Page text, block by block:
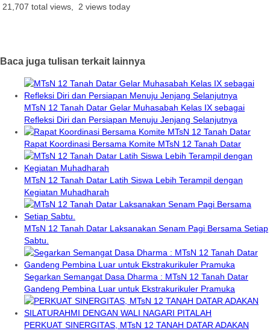
21,707 total views, 2 views today
Baca juga tulisan terkait lainnya
MTsN 12 Tanah Datar Gelar Muhasabah Kelas IX sebagai
Refleksi Diri dan Persiapan Menuju Jenjang Selanjutnya
Rapat Koordinasi Bersama Komite MTsN 12 Tanah Datar
MTsN 12 Tanah Datar Latih Siswa Lebih Terampil dengan
Kegiatan Muhadharah
MTsN 12 Tanah Datar Laksanakan Senam Pagi Bersama Setiap
Sabtu.
Segarkan Semangat Dasa Dharma : MTsN 12 Tanah Datar
Gandeng Pembina Luar untuk Ekstrakurikuler Pramuka
PERKUAT SINERGITAS, MTsN 12 TANAH DATAR ADAKAN